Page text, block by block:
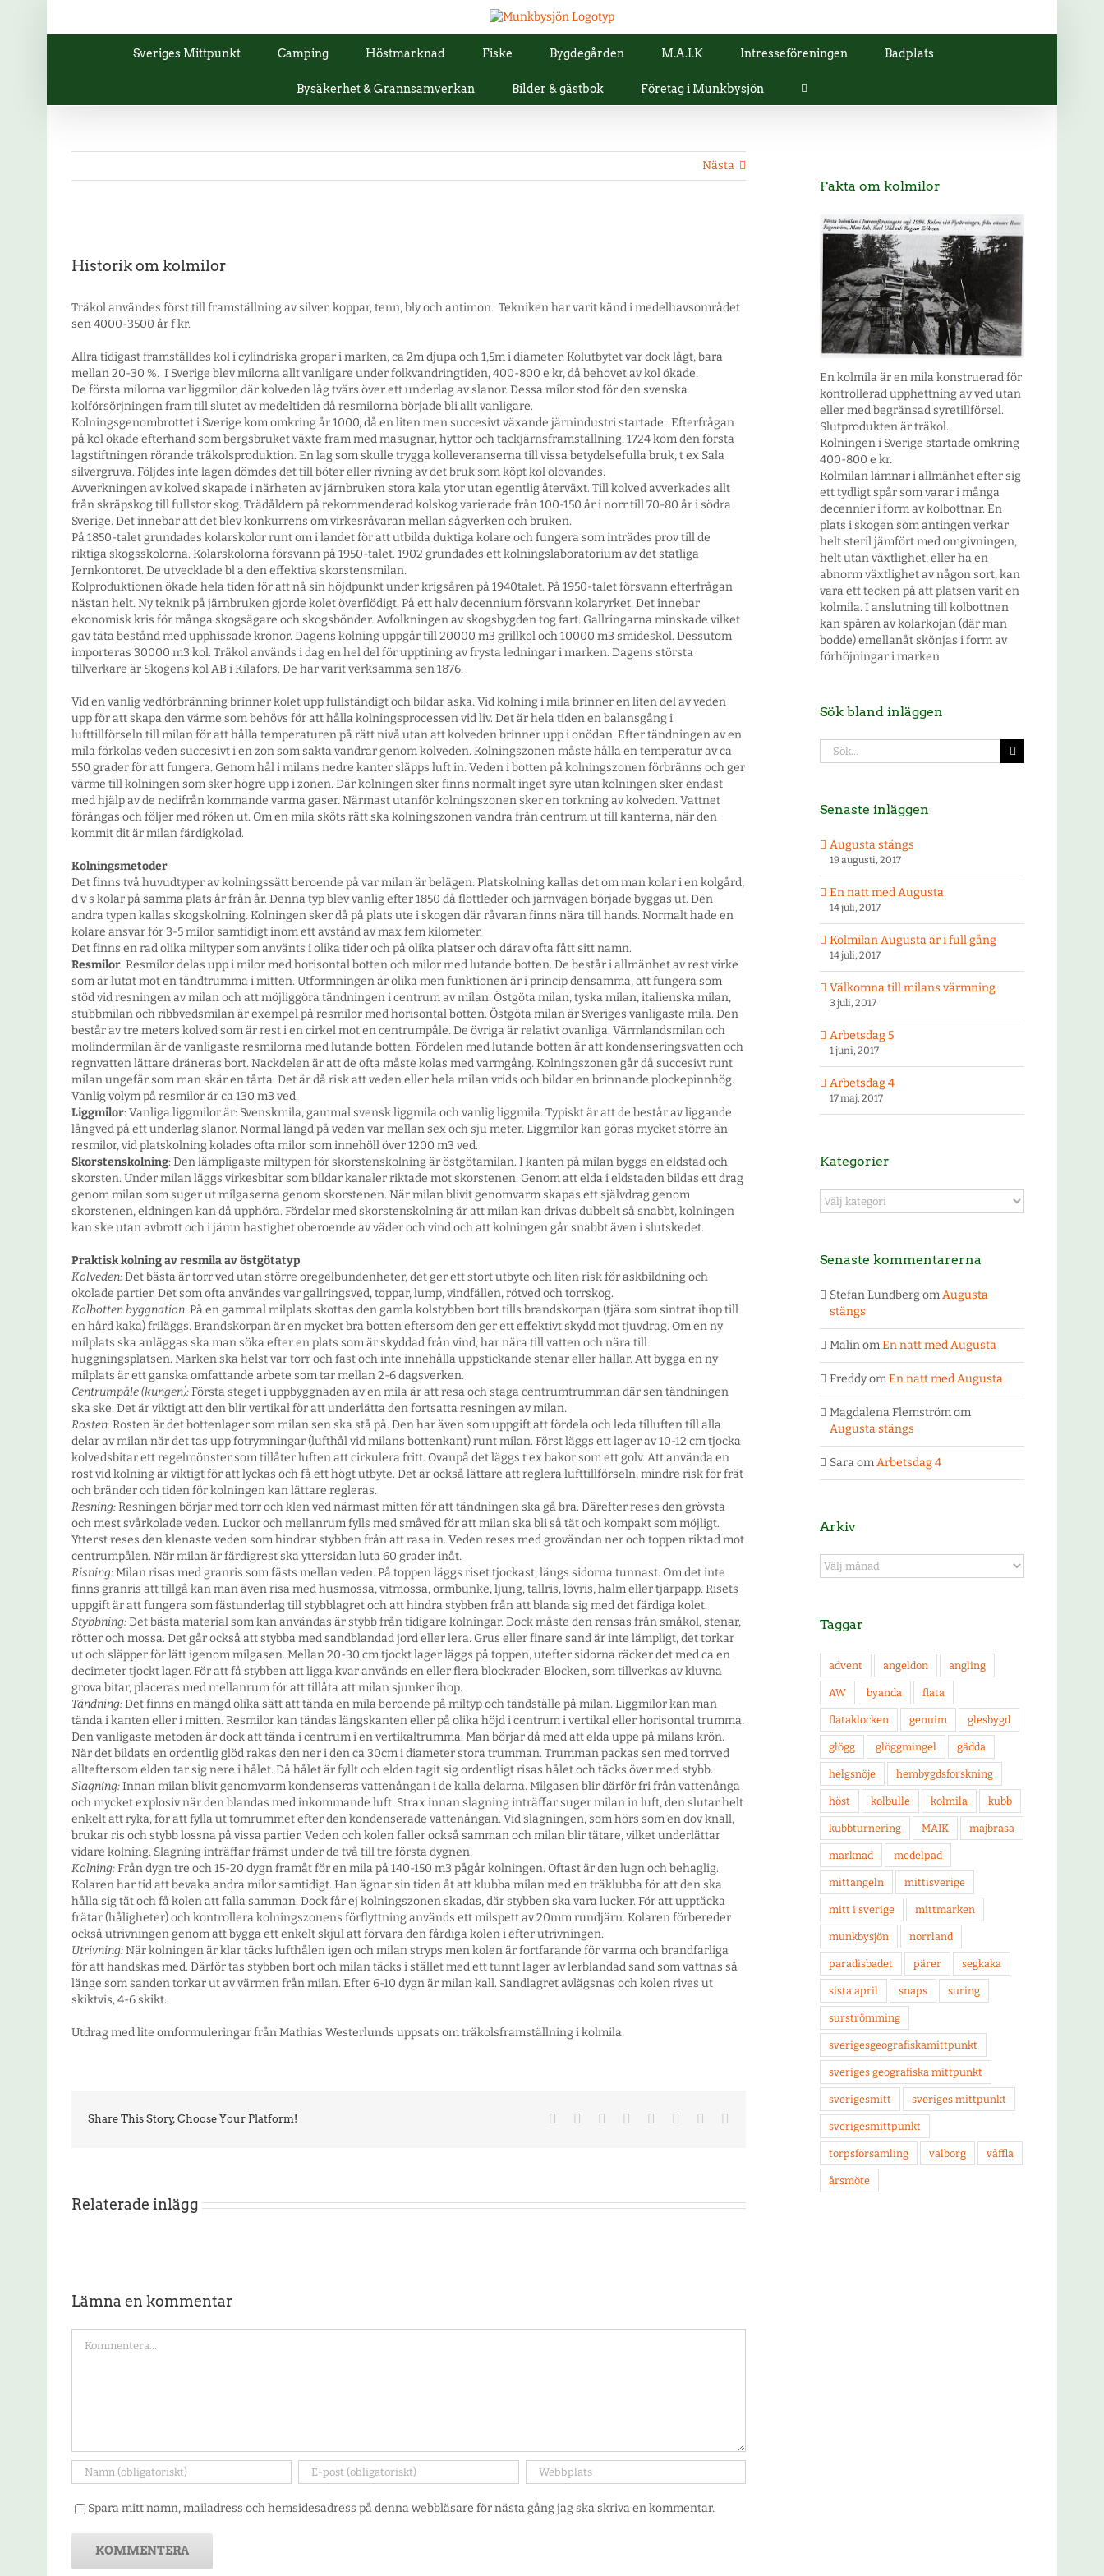
Sveriges Mittpunkt Camping Höstmarknad Fiske Bygdegården M.A.I.K Intresseföreningen Badplats
Bysäkerhet & Grannsamverkan Bilder & gästbok Företag i Munkbysjön
Nästa
bild
Historik om kolmilor
Träkol användes först till framställning av silver, koppar, tenn, bly och antimon. Tekniken har varit känd i medelhavsområdet
sen 4000-3500 år f kr.
Allra tidigast framställdes kol i cylindriska gropar i marken, ca 2m djupa och 1,5m i diameter. Kolutbytet var dock lågt, bara
mellan 20-30 %. I Sverige blev milorna allt vanligare under folkvandringtiden, 400-800 e kr, då behovet av kol ökade.
De första milorna var liggmilor, där kolveden låg tvärs över ett underlag av slanor. Dessa milor stod för den svenska
kolförsörjningen fram till slutet av medeltiden då resmilorna började bli allt vanligare.
Kolningsgenombrottet i Sverige kom omkring år 1000, då en liten men succesivt växande järnindustri startade. Efterfrågan
på kol ökade efterhand som bergsbruket växte fram med masugnar, hyttor och tackjärnsframställning. 1724 kom den första
lagstiftningen rörande träkolsproduktion. En lag som skulle trygga kolleveranserna till vissa betydelsefulla bruk, t ex Sala
silvergruva. Följdes inte lagen dömdes det till böter eller rivning av det bruk som köpt kol olovandes.
Avverkningen av kolved skapade i närheten av järnbruken stora kala ytor utan egentlig återväxt. Till kolved avverkades allt
från skräpskog till fullstor skog. Trädåldern på rekommenderad kolskog varierade från 100-150 år i norr till 70-80 år i södra
Sverige. Det innebar att det blev konkurrens om virkesråvaran mellan sågverken och bruken.
På 1850-talet grundades kolarskolor runt om i landet för att utbilda duktiga kolare och fungera som inträdes prov till de
riktiga skogsskolorna. Kolarskolorna försvann på 1950-talet. 1902 grundades ett kolningslaboratorium av det statliga
Jernkontoret. De utvecklade bl a den effektiva skorstensmilan.
Kolproduktionen ökade hela tiden för att nå sin höjdpunkt under krigsåren på 1940talet. På 1950-talet försvann efterfrågan
nästan helt. Ny teknik på järnbruken gjorde kolet överflödigt. På ett halv decennium försvann kolaryrket. Det innebar
ekonomisk kris för många skogsägare och skogsbönder. Avfolkningen av skogsbygden tog fart. Gallringarna minskade vilket
gav täta bestånd med upphissade kronor. Dagens kolning uppgår till 20000 m3 grillkol och 10000 m3 smideskol. Dessutom
importeras 30000 m3 kol. Träkol används i dag en hel del för upptining av frysta ledningar i marken. Dagens största
tillverkare är Skogens kol AB i Kilafors. De har varit verksamma sen 1876.
Vid en vanlig vedförbränning brinner kolet upp fullständigt och bildar aska. Vid kolning i mila brinner en liten del av veden
upp för att skapa den värme som behövs för att hålla kolningsprocessen vid liv. Det är hela tiden en balansgång i
lufttillförseln till milan för att hålla temperaturen på rätt nivå utan att kolveden brinner upp i onödan. Efter tändningen av en
mila förkolas veden succesivt i en zon som sakta vandrar genom kolveden. Kolningszonen måste hålla en temperatur av ca
550 grader för att fungera. Genom hål i milans nedre kanter släpps luft in. Veden i botten på kolningszonen förbränns och ger
värme till kolningen som sker högre upp i zonen. Där kolningen sker finns normalt inget syre utan kolningen sker endast
med hjälp av de nedifrån kommande varma gaser. Närmast utanför kolningszonen sker en torkning av kolveden. Vattnet
förångas och följer med röken ut. Om en mila sköts rätt ska kolningszonen vandra från centrum ut till kanterna, när den
kommit dit är milan färdigkolad.
Kolningsmetoder
Det finns två huvudtyper av kolningssätt beroende på var milan är belägen. Platskolning kallas det om man kolar i en kolgård,
d v s kolar på samma plats år från år. Denna typ blev vanlig efter 1850 då flottleder och järnvägen började byggas ut. Den
andra typen kallas skogskolning. Kolningen sker då på plats ute i skogen där råvaran finns nära till hands. Normalt hade en
kolare ansvar för 3-5 milor samtidigt inom ett avstånd av max fem kilometer.
Det finns en rad olika miltyper som använts i olika tider och på olika platser och därav ofta fått sitt namn.
Resmilor: Resmilor delas upp i milor med horisontal botten och milor med lutande botten. De består i allmänhet av rest virke
som är lutat mot en tändtrumma i mitten. Utformningen är olika men funktionen är i princip densamma, att fungera som
stöd vid resningen av milan och att möjliggöra tändningen i centrum av milan. Östgöta milan, tyska milan, italienska milan,
stubbmilan och ribbvedsmilan är exempel på resmilor med horisontal botten. Östgöta milan är Sveriges vanligaste mila. Den
består av tre meters kolved som är rest i en cirkel mot en centrumpåle. De övriga är relativt ovanliga. Värmlandsmilan och
molindermilan är de vanligaste resmilorna med lutande botten. Fördelen med lutande botten är att kondenseringsvatten och
regnvatten lättare dräneras bort. Nackdelen är att de ofta måste kolas med varmgång. Kolningszonen går då succesivt runt
milan ungefär som man skär en tårta. Det är då risk att veden eller hela milan vrids och bildar en brinnande plockepinnhög.
Vanlig volym på resmilor är ca 130 m3 ved.
Liggmilor: Vanliga liggmilor är: Svenskmila, gammal svensk liggmila och vanlig liggmila. Typiskt är att de består av liggande
långved på ett underlag slanor. Normal längd på veden var mellan sex och sju meter. Liggmilor kan göras mycket större än
resmilor, vid platskolning kolades ofta milor som innehöll över 1200 m3 ved.
Skorstenskolning: Den lämpligaste miltypen för skorstenskolning är östgötamilan. I kanten på milan byggs en eldstad och
skorsten. Under milan läggs virkesbitar som bildar kanaler riktade mot skorstenen. Genom att elda i eldstaden bildas ett drag
genom milan som suger ut milgaserna genom skorstenen. När milan blivit genomvarm skapas ett självdrag genom
skorstenen, eldningen kan då upphöra. Fördelar med skorstenskolning är att milan kan drivas dubbelt så snabbt, kolningen
kan ske utan avbrott och i jämn hastighet oberoende av väder och vind och att kolningen går snabbt även i slutskedet.
Praktisk kolning av resmila av östgötatyp
Kolveden:Det bästa är torr ved utan större oregelbundenheter, det ger ett stort utbyte och liten risk för askbildning och
okolade partier. Det som ofta användes var gallringsved, toppar, lump, vindfällen, rötved och torrskog.
Kolbotten byggnation:På en gammal milplats skottas den gamla kolstybben bort tills brandskorpan (tjära som sintrat ihop till
en hård kaka) friläggs. Brandskorpan är en mycket bra botten eftersom den ger ett effektivt skydd mot tjuvdrag. Om en ny
milplats ska anläggas ska man söka efter en plats som är skyddad från vind, har nära till vatten och nära till
huggningsplatsen. Marken ska helst var torr och fast och inte innehålla uppstickande stenar eller hällar. Att bygga en ny
milplats är ett ganska omfattande arbete som tar mellan 2-6 dagsverken.
Centrumpåle (kungen):Första steget i uppbyggnaden av en mila är att resa och staga centrumtrumman där sen tändningen
ska ske. Det är viktigt att den blir vertikal för att underlätta den fortsatta resningen av milan.
Rosten:Rosten är det bottenlager som milan sen ska stå på. Den har även som uppgift att fördela och leda tilluften till alla
delar av milan när det tas upp fotrymningar (lufthål vid milans bottenkant) runt milan. Först läggs ett lager av 10-12 cm tjocka
kolvedsbitar ett regelmönster som tillåter luften att cirkulera fritt. Ovanpå det läggs t ex bakor som ett golv. Att använda en
rost vid kolning är viktigt för att lyckas och få ett högt utbyte. Det är också lättare att reglera lufttillförseln, mindre risk för frät
och bränder och tiden för kolningen kan lättare regleras.
Resning:Resningen börjar med torr och klen ved närmast mitten för att tändningen ska gå bra. Därefter reses den grövsta
och mest svårkolade veden. Luckor och mellanrum fylls med småved för att milan ska bli så tät och kompakt som möjligt.
Ytterst reses den klenaste veden som hindrar stybben från att rasa in. Veden reses med grovändan ner och toppen riktad mot
centrumpålen. När milan är färdigrest ska yttersidan luta 60 grader inåt.
Risning:Milan risas med granris som fästs mellan veden. På toppen läggs riset tjockast, längs sidorna tunnast. Om det inte
finns granris att tillgå kan man även risa med husmossa, vitmossa, ormbunke, ljung, tallris, lövris, halm eller tjärpapp. Risets
uppgift är att fungera som fästunderlag till stybblagret och att hindra stybben från att blanda sig med det färdiga kolet.
Stybbning:Det bästa material som kan användas är stybb från tidigare kolningar. Dock måste den rensas från småkol, stenar,
rötter och mossa. Det går också att stybba med sandblandad jord eller lera. Grus eller finare sand är inte lämpligt, det torkar
ut och släpper för lätt igenom milgasen. Mellan 20-30 cm tjockt lager läggs på toppen, utefter sidorna räcker det med ca en
decimeter tjockt lager. För att få stybben att ligga kvar används en eller flera blockrader. Blocken, som tillverkas av kluvna
grova bitar, placeras med mellanrum för att tillåta att milan sjunker ihop.
Tändning:Det finns en mängd olika sätt att tända en mila beroende på miltyp och tändställe på milan. Liggmilor kan man
tända i kanten eller i mitten. Resmilor kan tändas längskanten eller på olika höjd i centrum i vertikal eller horisontal trumma.
Den vanligaste metoden är dock att tända i centrum i en vertikaltrumma. Man börjar då med att elda uppe på milans krön.
När det bildats en ordentlig glöd rakas den ner i den ca 30cm i diameter stora trumman. Trumman packas sen med torrved
allteftersom elden tar sig nere i hålet. Då hålet är fyllt och elden tagit sig ordentligt risas hålet och täcks över med stybb.
Slagning:Innan milan blivit genomvarm kondenseras vattenångan i de kalla delarna. Milgasen blir därför fri från vattenånga
och mycket explosiv när den blandas med inkommande luft. Strax innan slagning inträffar suger milan in luft, den slutar helt
enkelt att ryka, för att fylla ut tomrummet efter den kondenserade vattenångan. Vid slagningen, som hörs som en dov knall,
brukar ris och stybb lossna på vissa partier. Veden och kolen faller också samman och milan blir tätare, vilket underlättar
vidare kolning. Slagning inträffar främst under de två till tre första dygnen.
Kolning:Från dygn tre och 15-20 dygn framåt för en mila på 140-150 m3 pågår kolningen. Oftast är den lugn och behaglig.
Kolaren har tid att bevaka andra milor samtidigt. Han ägnar sin tiden åt att klubba milan med en träklubba för att den ska
hålla sig tät och få kolen att falla samman. Dock får ej kolningszonen skadas, där stybben ska vara lucker. För att upptäcka
frätar (håligheter) och kontrollera kolningszonens förflyttning används ett milspett av 20mm rundjärn. Kolaren förbereder
också utrivningen genom att bygga ett enkelt skjul att förvara den fårdiga kolen i efter utrivningen.
Utrivning:När kolningen är klar täcks lufthålen igen och milan stryps men kolen är fortfarande för varma och brandfarliga
för att handskas med. Därför tas stybben bort och milan täcks i stället med ett tunnt lager av lerblandad sand som vattnas så
länge som sanden torkar ut av värmen från milan. Efter 6-10 dygn är milan kall. Sandlagret avlägsnas och kolen rives ut
skiktvis, 4-6 skikt.
Utdrag med lite omformuleringar från Mathias Westerlunds uppsats om träkolsframställning i kolmila
Share This Story, Choose Your Platform! Facebook
TwitterReddit LinkedIn
TumblrPinterest
Relaterade inlägg
Lämna en kommentar
Spara mitt namn, mailadress och hemsidesadress på denna webbläsare för nästa gång jag ska skriva en kommentar.
Fakta om kolmilor
En kolmila är en mila konstruerad för
kontrollerad upphettning av ved utan
eller med begränsad syretillförsel.
Slutprodukten är träkol.
Kolningen i Sverige startade omkring
400-800 e kr.
Kolmilan lämnar i allmänhet efter sig
ett tydligt spår som varar i många
decennier i form av kolbottnar. En
plats i skogen som antingen verkar
helt steril jämfört med omgivningen,
helt utan växtlighet, eller ha en
abnorm växtlighet av någon sort, kan
vara ett tecken på att platsen varit en
kolmila. I anslutning till kolbottnen
kan spåren av kolarkojan (där man
bodde) emellanåt skönjas i form av
förhöjningar i marken
Sök bland inläggen
Sök
efter:
Senaste inläggen
Augusta stängs
19 augusti, 2017
En natt med Augusta
14 juli, 2017
Kolmilan Augusta är i full gång
14 juli, 2017
Välkomna till milans värmning
3 juli, 2017
Arbetsdag 5
1 juni, 2017
Arbetsdag 4
17 maj, 2017
Kategorier
Kategorier
Senaste kommentarerna
Stefan Lundberg omAugusta
stängs
MalinomEn natt med Augusta
FreddyomEn natt med Augusta
Magdalena Flemströmom
Augusta stängs
SaraomArbetsdag 4
Arkiv
Arkiv
Taggar
advent angeldon angling
AW byanda flata
flataklocken genuim glesbygd
glögg glöggmingel gädda
helgsnöje hembygdsforskning
höst kolbulle kolmila kubb
kubbturnering MAIK majbrasa
marknad medelpad
mittangeln mittisverige
mitt i sverige mittmarken
munkbysjön norrland
paradisbadet pärer segkaka
sista april snaps suring
surströmming
sverigesgeografiskamittpunkt
sveriges geografiska mittpunkt
sverigesmitt sveriges mittpunkt
sverigesmittpunkt
torpsförsamling valborg våffla
årsmöte